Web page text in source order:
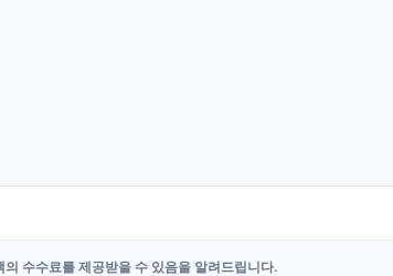
수수료를 제공받을 수 있음을 알려드립니다.